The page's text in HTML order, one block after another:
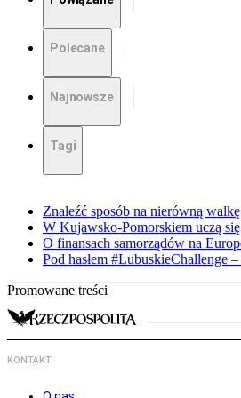
Polecane
Najnowsze
Tagi
Znaleźć sposób na nierówną
W Kujawsko-Pomorskiem uczą
O finansach samorządów na
Pod hasłem #LubuskieChallenge
Promowane treści
KONTAKT